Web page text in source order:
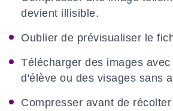
devient illisible.
Oublier de prévisualiser le
Télécharger des images
d'élève ou des visages sans
Compresser avant de